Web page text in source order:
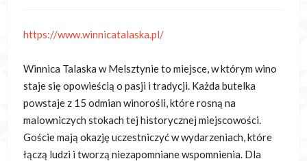
https://www.winnicatalaska.pl/
Winnica Talaska w Melsztynie to miejsce, w którym wino
staje się opowieścią o pasji i tradycji. Każda butelka
powstaje z15 odmian winorośli, które rosną na
malowniczych stokach tej historycznej miejscowości.
Goście mają okazję uczestniczyć w wydarzeniach, które
łączą ludzi i tworzą niezapomniane wspomnienia. Dla